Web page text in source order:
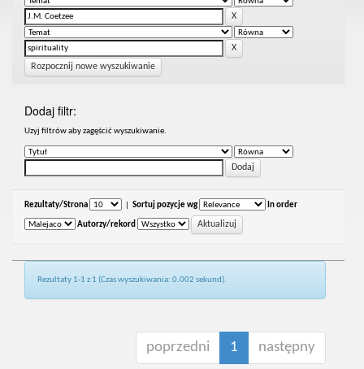
Rozpocznij nowe wyszukiwanie
Dodaj filtr:
Uzyj filtrów aby zagęścić wyszukiwanie.
Rezultaty/Strona Sortuj pozycje wg In order
Autorzy/rekord
Rezultaty 1-1 z 1 (Czas wyszukiwania: 0.002 sekund).
poprzedni 1 następny